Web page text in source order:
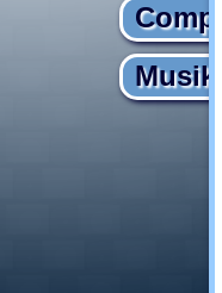
Musik